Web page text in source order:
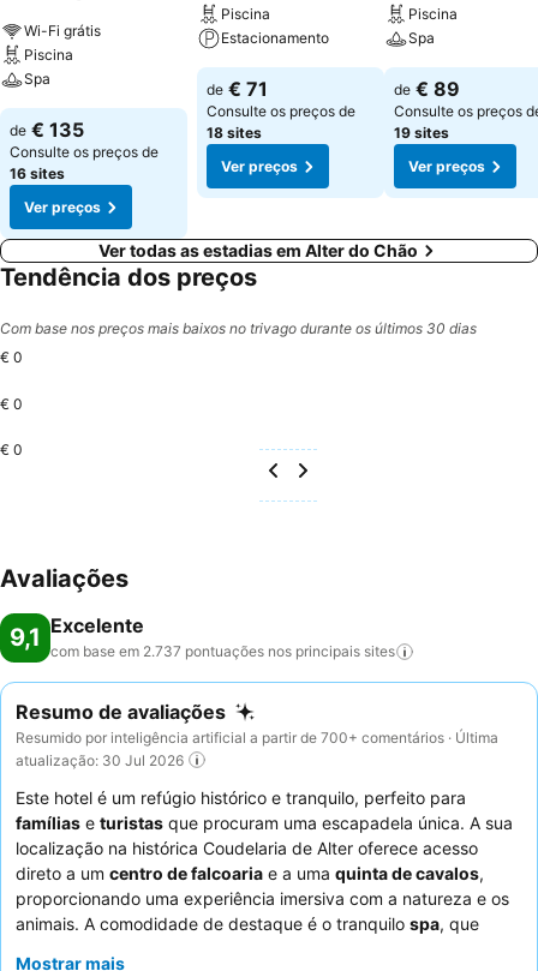
Wi-Fi grátis
Piscina
Spa
de € 135
Consulte os preços de
16 sites
Ver preços
Piscina
Estacionamento
de € 71
Consulte os preços de
18 sites
Ver preços
Piscina
Spa
de € 89
Consulte os preços
19 sites
Ver preços
Ver todas as estadias em Alter do Chão
Tendência dos preços
Com base nos preços mais baixos no trivago durante os últimos 30 dias
€ 0
€ 0
€ 0
Avaliações
9,1 Excelente
com base em 2.737 pontuações nos principais sites
Resumo de avaliações
Resumido por inteligência artificial a partir de 700+ comentários · Última
atualização: 30 Jul 2026
Este hotel é um refúgio histórico e tranquilo, perfeito para
famílias e turistas que procuram uma escapadela única. A sua
localização na histórica Coudelaria de Alter oferece acesso
direto a um centro de falcoaria e a uma quinta de cavalos,
proporcionando uma experiência imersiva com a natureza e os
animais. A comodidade de destaque é o tranquilo spa, que
Mostrar mais